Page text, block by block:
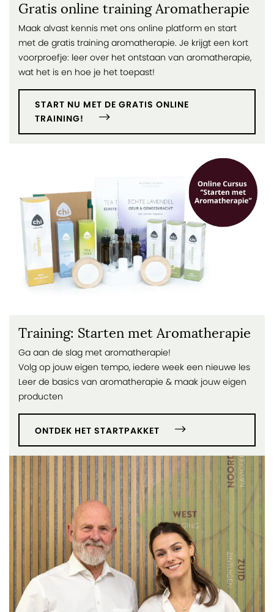
Gratis online training Aromatherapie
Maak alvast kennis met ons online platform en start
met de gratis training aromatherapie. Je krijgt een kort
voorproefje: leer over het ontstaan van aromatherapie,
wat het is en hoe je het toepast!
START NU MET DE GRATIS ONLINE
TRAINING!
Training: Starten met Aromatherapie
Ga aan de slag met aromatherapie!
Volg op jouw eigen tempo, iedere week een nieuwe les
Leer de basics van aromatherapie & maak jouw eigen
producten
ONTDEK HET STARTPAKKET